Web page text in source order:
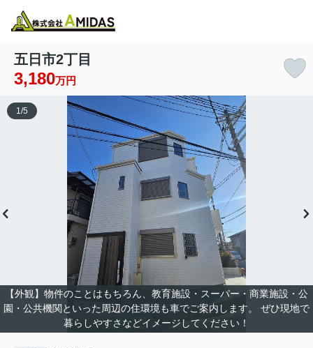
五日市2丁目
3,180万円
【外観】物件のことはもちろん、教育施設・スーパー・商業施設・公
園・公共機関といった周辺の住環境も車でご案内します。 ぜひ現地で
暮らしやすさなどイメージしてください！
1 /5